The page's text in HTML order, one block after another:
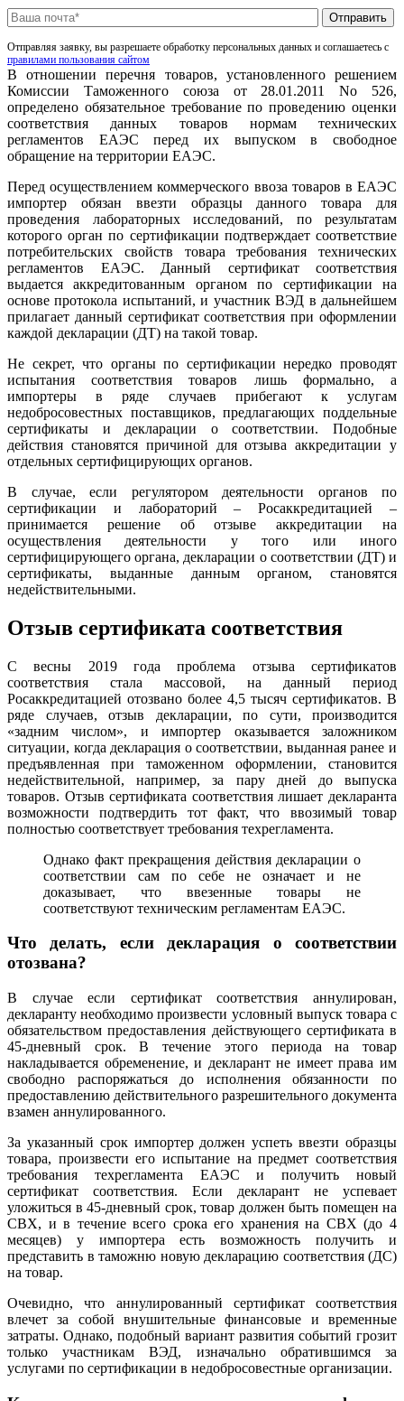
Отправляя заявку, вы разрешаете обработку персональных данных и соглашаетесь с
правилами пользования сайтом
В отношении перечня товаров, установленного решением
Комиссии Таможенного союза от 28.01.2011 No 526,
определено обязательное требование по проведению оценки
соответствия данных товаров нормам технических
регламентов ЕАЭС перед их выпуском в свободное
обращение на территории ЕАЭС.
Перед осуществлением коммерческого ввоза товаров в ЕАЭС
импортер обязан ввезти образцы данного товара для
проведения лабораторных исследований, по результатам
которого орган по сертификации подтверждает соответствие
потребительских свойств товара требования технических
регламентов ЕАЭС. Данный сертификат соответствия
выдается аккредитованным органом по сертификации на
основе протокола испытаний, и участник ВЭД в дальнейшем
прилагает данный сертификат соответствия при оформлении
каждой декларации (ДТ) на такой товар.
Не секрет, что органы по сертификации нередко проводят
испытания соответствия товаров лишь формально, а
импортеры в ряде случаев прибегают к услугам
недобросовестных поставщиков, предлагающих поддельные
сертификаты и декларации о соответствии. Подобные
действия становятся причиной для отзыва аккредитации у
отдельных сертифицирующих органов.
В случае, если регулятором деятельности органов по
сертификации и лабораторий – Росаккредитацией –
принимается решение об отзыве аккредитации на
осуществления деятельности у того или иного
сертифицирующего органа, декларации о соответствии (ДТ) и
сертификаты, выданные данным органом, становятся
недействительными.
Отзыв сертификата соответствия
С весны 2019 года проблема отзыва сертификатов
соответствия стала массовой, на данный период
Росаккредитацией отозвано более 4,5 тысяч сертификатов. В
ряде случаев, отзыв декларации, по сути, производится
«задним числом», и импортер оказывается заложником
ситуации, когда декларация о соответствии, выданная ранее и
предъявленная при таможенном оформлении, становится
недействительной, например, за пару дней до выпуска
товаров. Отзыв сертификата соответствия лишает декларанта
возможности подтвердить тот факт, что ввозимый товар
полностью соответствует требования техрегламента.
Однако факт прекращения действия декларации о
соответствии сам по себе не означает и не
доказывает, что ввезенные товары не
соответствуют техническим регламентам ЕАЭС.
Что делать, если декларация о соответствии
отозвана?
В случае если сертификат соответствия аннулирован,
декларанту необходимо произвести условный выпуск товара с
обязательством предоставления действующего сертификата в
45-дневный срок. В течение этого периода на товар
накладывается обременение, и декларант не имеет права им
свободно распоряжаться до исполнения обязанности по
предоставлению действительного разрешительного документа
взамен аннулированного.
За указанный срок импортер должен успеть ввезти образцы
товара, произвести его испытание на предмет соответствия
требования техрегламента ЕАЭС и получить новый
сертификат соответствия. Если декларант не успевает
уложиться в 45-дневный срок, товар должен быть помещен на
СВХ, и в течение всего срока его хранения на СВХ (до 4
месяцев) у импортера есть возможность получить и
представить в таможню новую декларацию соответствия (ДС)
на товар.
Очевидно, что аннулированный сертификат соответствия
влечет за собой внушительные финансовые и временные
затраты. Однако, подобный вариант развития событий грозит
только участникам ВЭД, изначально обратившимся за
услугами по сертификации в недобросовестные организации.